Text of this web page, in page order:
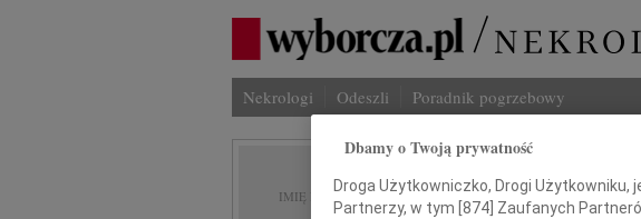
Nekrologi Odeszli Poradnik pogrzebowy
IMIĘ I NAZWISKO: Maciej Arndt
Dbamy o Twoją prywatność
Droga Użytkowniczko, Drogi Użytkowniku,
Partnerzy, w tym [874] Zaufanych